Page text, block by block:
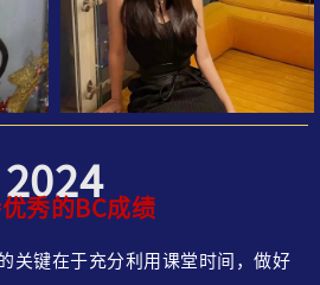
2024
秀的BC成绩
关键在于充分利用课堂时间，做好